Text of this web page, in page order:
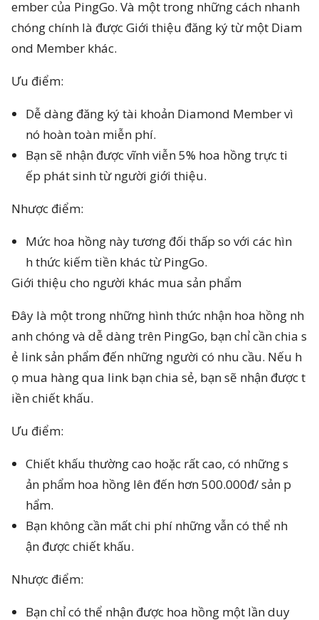
ember của PingGo. Và một trong những cách nhanh
chóng chính là được Giới thiệu đăng ký từ một Diam
ond Member khác.
Ưu điểm:
Dễ dàng đăng ký tài khoản Diamond Member vì
nó hoàn toàn miễn phí.
Bạn sẽ nhận được vĩnh viễn 5% hoa hồng trực ti
ếp phát sinh từ người giới thiệu.
Nhược điểm:
Mức hoa hồng này tương đối thấp so với các hìn
h thức kiếm tiền khác từ PingGo.
Giới thiệu cho người khác mua sản phẩm
Đây là một trong những hình thức nhận hoa hồng nh
anh chóng và dễ dàng trên PingGo, bạn chỉ cần chia s
ẻ link sản phẩm đến những người có nhu cầu. Nếu h
ọ mua hàng qua link bạn chia sẻ, bạn sẽ nhận được t
iền chiết khấu.
Ưu điểm:
Chiết khấu thường cao hoặc rất cao, có những s
ản phẩm hoa hồng lên đến hơn 500.000đ/ sản p
hẩm.
Bạn không cần mất chi phí những vẫn có thể nh
ận được chiết khấu.
Nhược điểm:
Bạn chỉ có thể nhận được hoa hồng một lần duy